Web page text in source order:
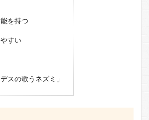
を持つ
すい
スの歌うネズミ」